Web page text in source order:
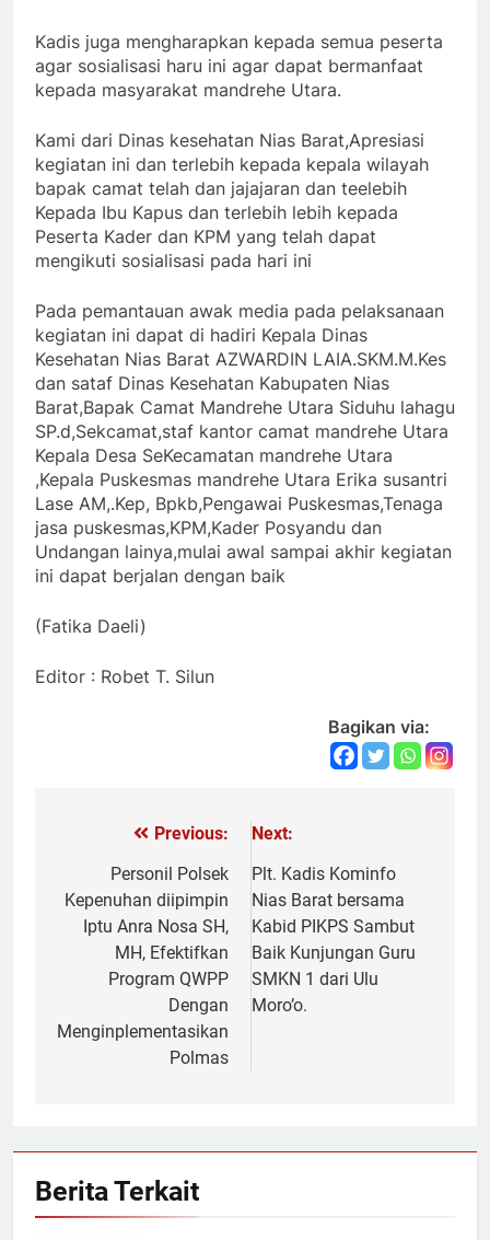
Kadis juga mengharapkan kepada semua peserta
agar sosialisasi haru ini agar dapat bermanfaat
kepada masyarakat mandrehe Utara.
Kami dari Dinas kesehatan Nias Barat,Apresiasi
kegiatan ini dan terlebih kepada kepala wilayah
bapak camat telah dan jajajaran dan teelebih
Kepada Ibu Kapus dan terlebih lebih kepada
Peserta Kader dan KPM yang telah dapat
mengikuti sosialisasi pada hari ini
Pada pemantauan awak media pada pelaksanaan
kegiatan ini dapat di hadiri Kepala Dinas
Kesehatan Nias Barat AZWARDIN LAIA.SKM.M.Kes
dan sataf Dinas Kesehatan Kabupaten Nias
Barat,Bapak Camat Mandrehe Utara Siduhu lahagu
SP.d,Sekcamat,staf kantor camat mandrehe Utara
Kepala Desa SeKecamatan mandrehe Utara
,Kepala Puskesmas mandrehe Utara Erika susantri
Lase AM,.Kep, Bpkb,Pengawai Puskesmas,Tenaga
jasa puskesmas,KPM,Kader Posyandu dan
Undangan lainya,mulai awal sampai akhir kegiatan
ini dapat berjalan dengan baik
(Fatika Daeli)
Editor : Robet T. Silun
Bagikan via:
NavigasiPrevious:
Personil Polsek
Kepenuhan diipimpin
Iptu Anra Nosa SH,
MH, Efektifkan
Program QWPP
Dengan
Menginplementasikan
Polmas
Next:
Plt. Kadis Kominfo
Nias Barat bersama
Kabid PIKPS Sambut
Baik Kunjungan Guru
SMKN 1 dari Ulu
Moro’o.
Berita Terkait